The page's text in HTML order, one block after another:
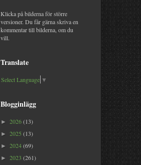
Klicka på bilderna för större
versioner. Du får gärna skriva en
kommentar till bilderna, om du
vill.
Translate
Select Language ▼
Blogginlägg
► 2026(13)
► 2025 (13)
► 2024(69)
► 2023 (261)